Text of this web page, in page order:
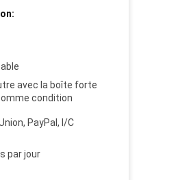
avec la boîte forte
condition
PayPal, l/C
par jour